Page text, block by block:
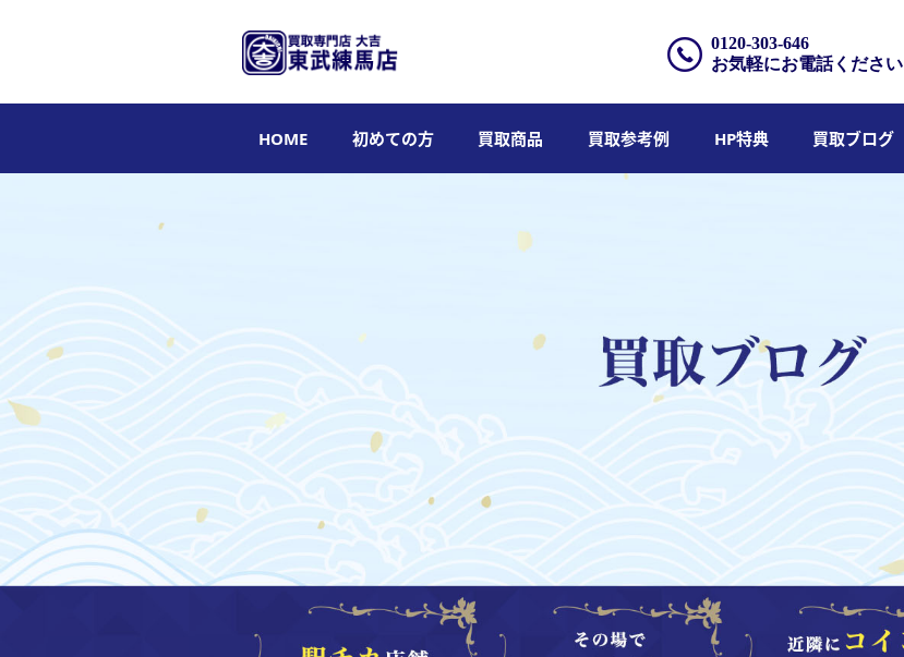
0120-303-646
お気軽にお電話ください
HOME 初めての方 買取商品 買取参考例 HP特典 買取ブログ